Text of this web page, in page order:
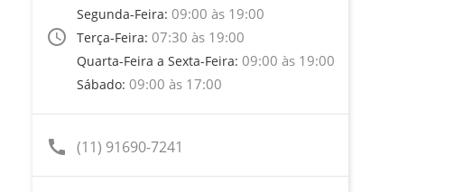
access_time
Segunda-Feira: 09:00 às 19:00
Terça-Feira: 07:30 às 19:00
Quarta-Feira a Sexta-Feira: 09:00 às 19:00
Sábado: 09:00 às 17:00
call (11) 91690-7241